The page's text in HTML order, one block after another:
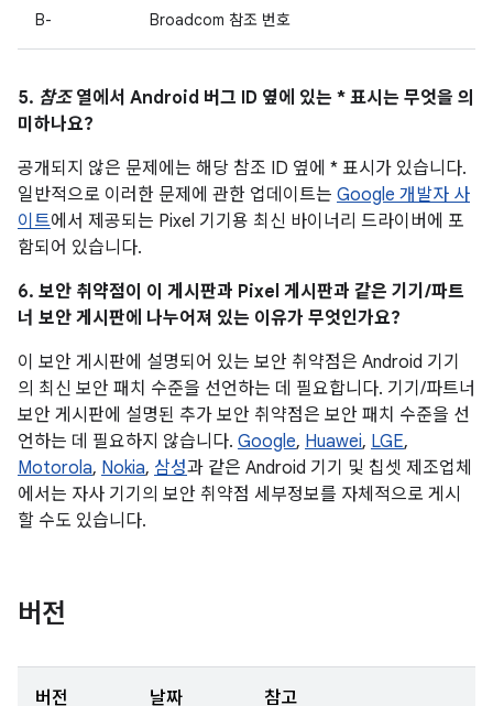
B- Broadcom 참조 번호
5. 참조열에서 Android 버그 ID 옆에 있는 * 표시는 무엇을 의
미하나요?
공개되지 않은 문제에는 해당 참조 ID 옆에 * 표시가 있습니다.
일반적으로 이러한 문제에 관한 업데이트는 Google 개발자 사
이트에서 제공되는 Pixel 기기용 최신 바이너리 드라이버에 포
함되어 있습니다.
6. 보안 취약점이 이 게시판과 Pixel 게시판과 같은 기기/파트
너 보안 게시판에 나누어져 있는 이유가 무엇인가요?
이 보안 게시판에 설명되어 있는 보안 취약점은 Android 기기
의 최신 보안 패치 수준을 선언하는 데 필요합니다. 기기/파트너
보안 게시판에 설명된 추가 보안 취약점은 보안 패치 수준을 선
언하는 데 필요하지 않습니다. Google, Huawei, LGE,
Motorola, Nokia, 삼성과 같은 Android 기기 및 칩셋 제조업체
에서는 자사 기기의 보안 취약점 세부정보를 자체적으로 게시
할 수도 있습니다.
버전
버전 날짜 참고